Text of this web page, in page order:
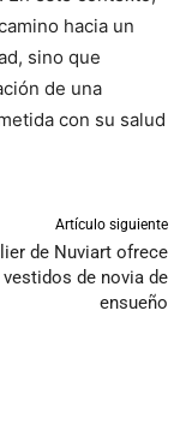
hacia un
sino que
de una
con su salud
Artículo siguiente
de Nuviart ofrece
vestidos de novia de
ensueño